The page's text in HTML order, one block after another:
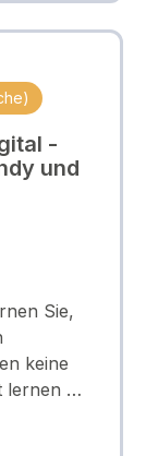
-
und
Sie,
keine
lernen …